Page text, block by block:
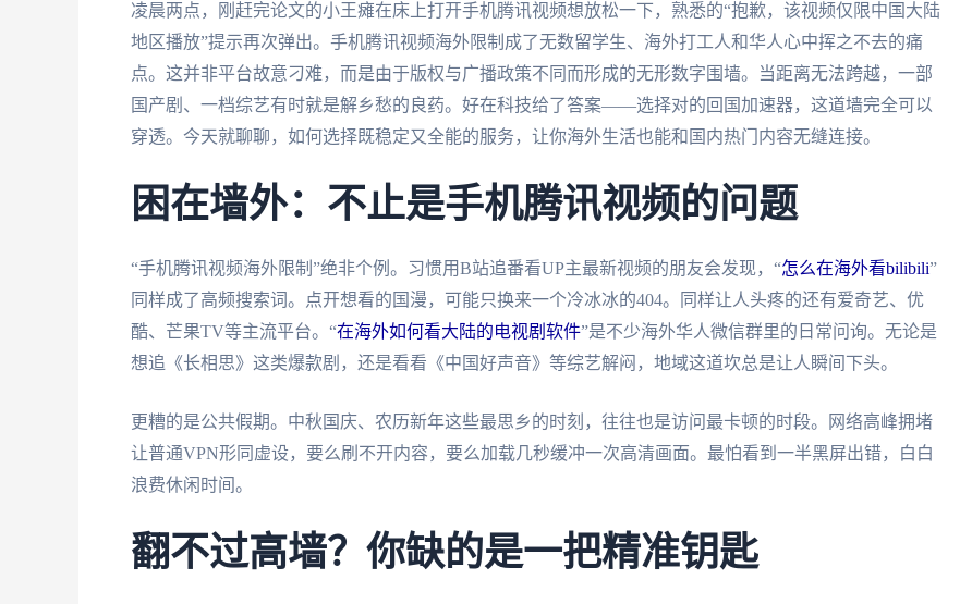
凌晨两点，刚赶完论文的小王瘫在床上打开手机腾讯视频想放松一下，熟悉的“抱歉，该视频仅限中国大陆
地区播放”提示再次弹出。手机腾讯视频海外限制成了无数留学生、海外打工人和华人心中挥之不去的痛
点。这并非平台故意刁难，而是由于版权与广播政策不同而形成的无形数字围墙。当距离无法跨越，一部
国产剧、一档综艺有时就是解乡愁的良药。好在科技给了答案——选择对的回国加速器，这道墙完全可以
穿透。今天就聊聊，如何选择既稳定又全能的服务，让你海外生活也能和国内热门内容无缝连接。
困在墙外：不止是手机腾讯视频的问题
“手机腾讯视频海外限制”绝非个例。习惯用B站追番看UP主最新视频的朋友会发现，“怎么在海外看bilibili”
同样成了高频搜索词。点开想看的国漫，可能只换来一个冷冰冰的404。同样让人头疼的还有爱奇艺、优
酷、芒果TV等主流平台。“在海外如何看大陆的电视剧软件”是不少海外华人微信群里的日常问询。无论是
想追《长相思》这类爆款剧，还是看看《中国好声音》等综艺解闷，地域这道坎总是让人瞬间下头。
更糟的是公共假期。中秋国庆、农历新年这些最思乡的时刻，往往也是访问最卡顿的时段。网络高峰拥堵
让普通VPN形同虚设，要么刷不开内容，要么加载几秒缓冲一次高清画面。最怕看到一半黑屏出错，白白
浪费休闲时间。
翻不过高墙？你缺的是一把精准钥匙